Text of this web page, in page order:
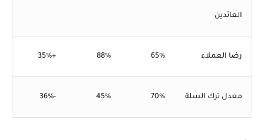
العائدين
رضا العملاء 65%
88%
+35%
معدل ترك السلة 70%
45%
-36%